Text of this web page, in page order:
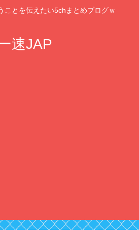
ことを伝えたい5chまとめブログｗ
速JAP